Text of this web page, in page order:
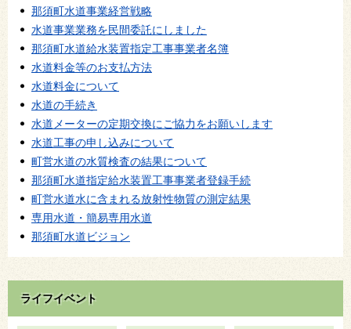
那須町水道事業経営戦略
水道事業業務を民間委託にしました
那須町水道給水装置指定工事事業者名簿
水道料金等のお支払方法
水道料金について
水道の手続き
水道メーターの定期交換にご協力をお願いします
水道工事の申し込みについて
町営水道の水質検査の結果について
那須町水道指定給水装置工事事業者登録手続
町営水道水に含まれる放射性物質の測定結果
専用水道・簡易専用水道
那須町水道ビジョン
ライフイベント